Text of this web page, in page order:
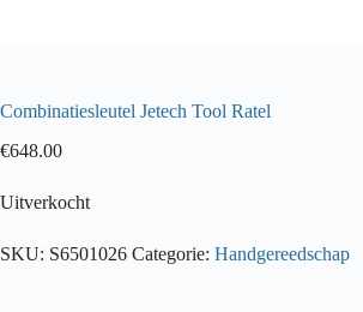
Combinatiesleutel Jetech Tool Ratel
€648.00
Uitverkocht
SKU: S6501026 Categorie: Handgereedschap